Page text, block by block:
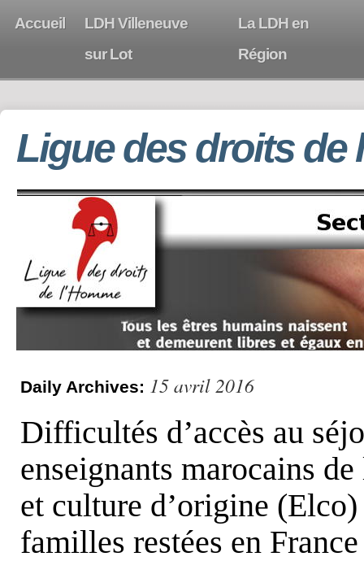
Accueil
LDH Villeneuve
sur Lot
La LDH en
Région
Ligue des droits de
Daily Archives: 15 avril 2016
Difficultés d’accès au
enseignants marocains
et culture d’origine
familles restées en France